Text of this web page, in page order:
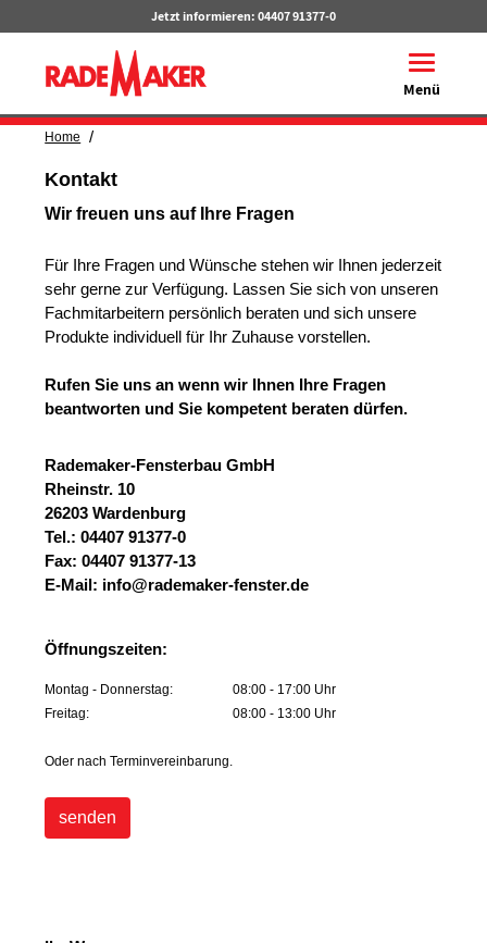
Jetzt informieren: 04407 91377-0
Toggle
Menü
Home /
Kontakt
Wir freuen uns auf Ihre Fragen
Für Ihre Fragen und Wünsche stehen wir Ihnen jederzeit
sehr gerne zur Verfügung. Lassen Sie sich von unseren
Fachmitarbeitern persönlich beraten und sich unsere
Produkte individuell für Ihr Zuhause vorstellen.
Rufen Sie uns anwenn wir Ihnen Ihre Fragen
beantworten und Sie kompetent beraten dürfen.
Rademaker-Fensterbau GmbH
Rheinstr. 10
26203 Wardenburg
Tel.:04407 91377-0
Fax: 04407 91377-13
E-Mail: info@rademaker-fenster.de
Öffnungszeiten:
Montag - Donnerstag:
08:00 - 17:00 Uhr
Freitag:
08:00 - 13:00 Uhr
Oder nach Terminvereinbarung.
senden